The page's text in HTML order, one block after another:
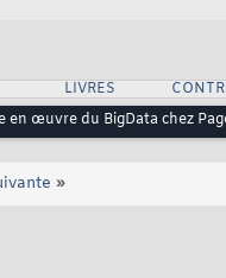
LIVRES
œuvre du BigData chez
»